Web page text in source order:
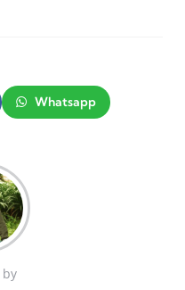
Whatsapp